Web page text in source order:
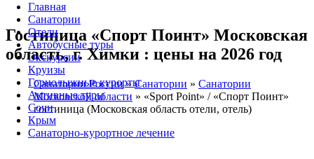
Главная
Санатории
Отели
Автобусные туры
Экскурсии
Круизы
Горнолыжные курорты
Активные туры
Сочи
Крым
Санаторно-курортное лечение
Гостиница «Спорт Поинт» Московская
область, г. Химки : цены на 2026 год
Санатории России»Санатории » Санатории
Московской области » «Sport Point» / «Спорт Поинт»
гостиница (Московская область отели, отель)